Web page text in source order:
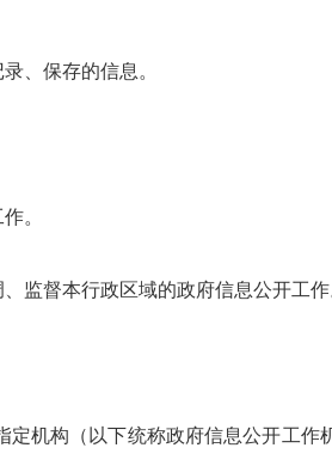
、保存的信息。
。
督本行政区域的政府信息公开工作
构（以下统称政府信息公开工作机